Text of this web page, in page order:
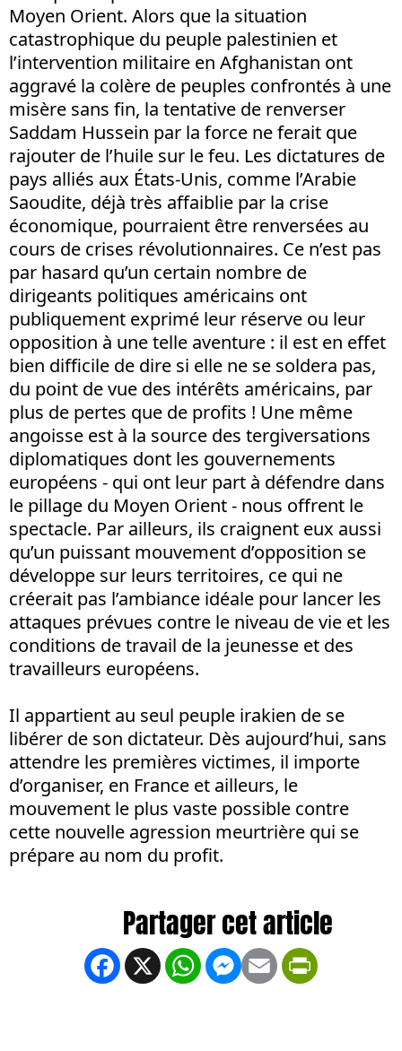
Moyen Orient. Alors que la situation
catastrophique du peuple palestinien et
l’intervention militaire en Afghanistan ont
aggravé la colère de peuples confrontés à une
misère sans fin, la tentative de renverser
Saddam Hussein par la force ne ferait que
rajouter de l’huile sur le feu. Les dictatures de
pays alliés aux États-Unis, comme l’Arabie
Saoudite, déjà très affaiblie par la crise
économique, pourraient être renversées au
cours de crises révolutionnaires. Ce n’est pas
par hasard qu’un certain nombre de
dirigeants politiques américains ont
publiquement exprimé leur réserve ou leur
opposition à une telle aventure : il est en effet
bien difficile de dire si elle ne se soldera pas,
du point de vue des intérêts américains, par
plus de pertes que de profits ! Une même
angoisse est à la source des tergiversations
diplomatiques dont les gouvernements
européens - qui ont leur part à défendre dans
le pillage du Moyen Orient - nous offrent le
spectacle. Par ailleurs, ils craignent eux aussi
qu’un puissant mouvement d’opposition se
développe sur leurs territoires, ce qui ne
créerait pas l’ambiance idéale pour lancer les
attaques prévues contre le niveau de vie et les
conditions de travail de la jeunesse et des
travailleurs européens.
Il appartient au seul peuple irakien de se
libérer de son dictateur. Dès aujourd’hui, sans
attendre les premières victimes, il importe
d’organiser, en France et ailleurs, le
mouvement le plus vaste possible contre
cette nouvelle agression meurtrière qui se
prépare au nom du profit.
Facebook
X WhatsApp
Messenger
Email